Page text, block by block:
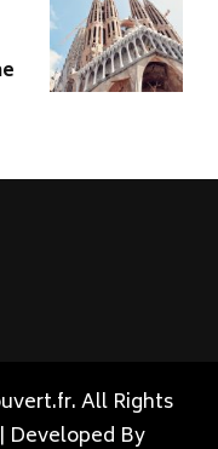
. All Rights
Developed By